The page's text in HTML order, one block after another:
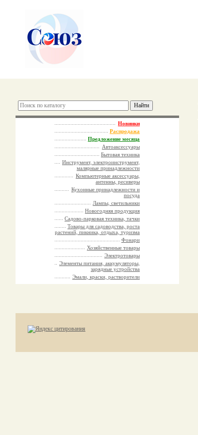
Новинки
Распродажа
Предложение месяца
Автоаксессуары
Бытовая техника
Инструмент, электроинструмент,
малярные принадлежности
Компьютерные аксессуары,
антенны, ресиверы
Кухонные принадлежности и
посуда
Лампы, светильники
Новогодняя продукция
Садово-парковая техника, тачки
Товары для садоводства, роста
растений, пикника, отдыха, туризма
Фонари
Хозяйственные товары
Электротовары
Элементы питания, аккумуляторы,
зарядные устройства
Эмали, краски, растворители